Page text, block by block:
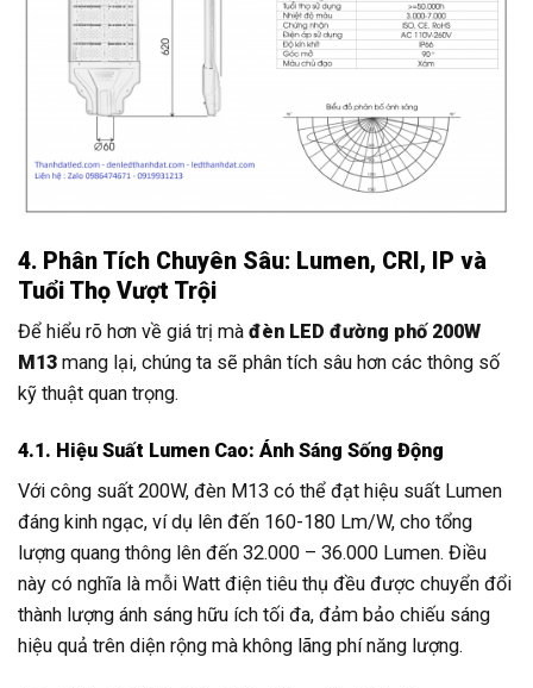
4. Phân Tích Chuyên Sâu: Lumen, CRI, IP và
Tuổi Thọ Vượt Trội
Để hiểu rõ hơn về giá trị mà đèn LED đường phố 200W
M13 mang lại, chúng ta sẽ phân tích sâu hơn các thông số
kỹ thuật quan trọng.
4.1. Hiệu Suất Lumen Cao: Ánh Sáng Sống Động
Với công suất 200W, đèn M13 có thể đạt hiệu suất Lumen
đáng kinh ngạc, ví dụ lên đến 160-180 Lm/W, cho tổng
lượng quang thông lên đến 32.000 – 36.000 Lumen. Điều
này có nghĩa là mỗi Watt điện tiêu thụ đều được chuyển đổi
thành lượng ánh sáng hữu ích tối đa, đảm bảo chiếu sáng
hiệu quả trên diện rộng mà không lãng phí năng lượng.